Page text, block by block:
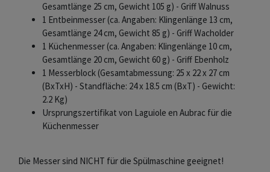
Gesamtlänge 25 cm, Gewicht 105 g) - Griff Walnuss
1 Entbeinmesser (ca. Angaben: Klingenlänge 13 cm,
Gesamtlänge 24 cm, Gewicht 85 g) - Griff Wacholder
1 Küchenmesser (ca. Angaben: Klingenlänge 10 cm,
Gesamtlänge 20 cm, Gewicht 60 g) - Griff Ebenholz
1 Messerblock (Gesamtabmessung: 25 x 22 x 27 cm
(BxTxH) - Standfläche: 24 x 18.5 cm (BxT) - Gewicht:
2.2 Kg)
Ursprungszertifikat von Laguiole en Aubrac für die
Küchenmesser
Die Messer sind NICHT für die Spülmaschine geeignet!